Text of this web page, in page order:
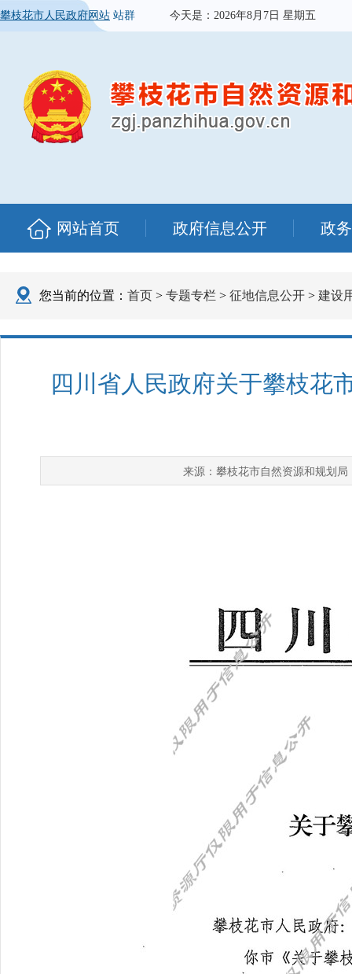
攀枝花市人民政府网站 站群 今天是： 2026年8月7日 星期五
网站首页 政府信息公开 政
您当前的位置： 首页 > 专题专栏 > 征地信息公开 > 建设
四川省人民政府关于攀枝花
来源： 攀枝花市自然资源和规划局